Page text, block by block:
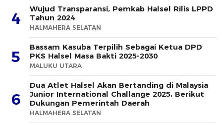
4
Wujud Transparansi, Pemkab Halsel Rilis LPPD
Tahun 2024
HALMAHERA SELATAN
5
Bassam Kasuba Terpilih Sebagai Ketua DPD
PKS Halsel Masa Bakti 2025-2030
MALUKU UTARA
6
Dua Atlet Halsel Akan Bertanding di Malaysia
Junior International Challange 2025, Berikut
Dukungan Pemerintah Daerah
HALMAHERA SELATAN